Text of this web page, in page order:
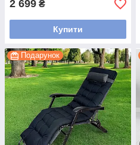
2 699 ₴
Купити
Подарунок